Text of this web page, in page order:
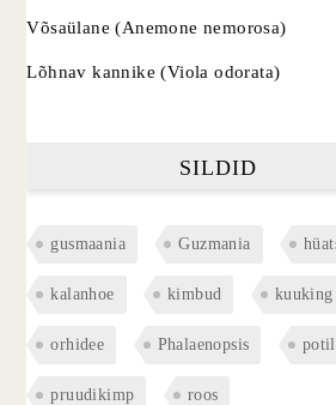
Võsaülane (Anemone nemorosa)
Lõhnav kannike (Viola odorata)
SILDID
gusmaania Guzmania
kalanhoe kimbud kuuking
orhidee Phalaenopsis
pruudikimp roos